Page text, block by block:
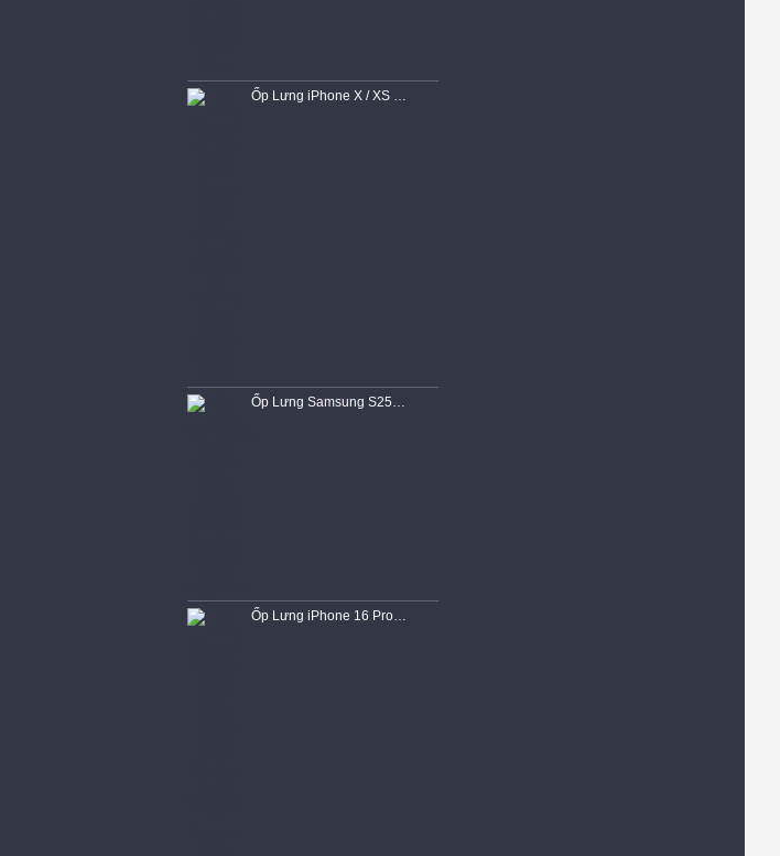
Ốp Lưng iPhone X / XS Dẻo Siêu Trong Suốt Viền Chống Trơn Gù Bảo Vệ Camera Cao Cấp Chính Hãng KST
Ốp Lưng Samsung S25 EDGE Dẻo Trong Chống Sốc Hổ Trợ Sạc Không Dây Magnetic
Ốp Lưng iPhone 16 Pro Max Dẻo Siêu Trong Suốt Viền Chống Trơn Gù Bảo Vệ Camera Cao Cấp Chính Hãng KST